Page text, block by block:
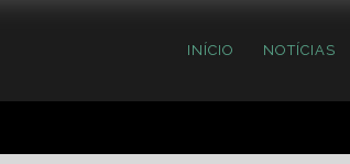
INÍCIO NOTÍCIAS